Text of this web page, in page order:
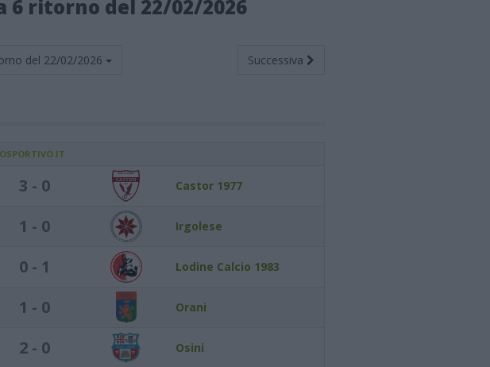
6 ritorno del 22/02/2026
del 22/02/2026 Successiva
3 - 0 Castor 1977
1 - 0 Irgolese
0 - 1 Lodine Calcio 1983
1 - 0 Orani
2 - 0 Osini